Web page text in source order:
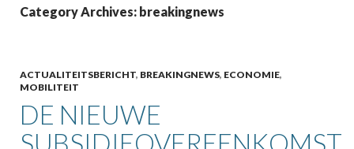
Category Archives: breakingnews
ACTUALITEITSBERICHT, BREAKINGNEWS, ECONOMIE,
MOBILITEIT
DE NIEUWE
SUBSIDIEOVEREENKOMST